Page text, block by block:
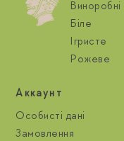
Виноробні
Біле
Ігристе
Рожеве
Aккаунт
Особисті дані
Замовлення